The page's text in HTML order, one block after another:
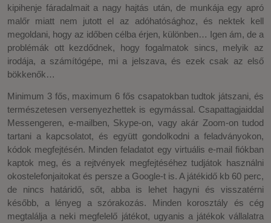
kipihenje fáradalmait a nagy hajtás után, de munkája egy apró
malőr miatt nem jutott el az adóhatósághoz, és nektek kell
megoldani, hogy az időben célba érjen, különben… Igen ám, de a
problémák ott kezdődnek, hogy fogalmatok sincs, melyik az
irodája, a számítógépe, mi a jelszava, és ezek csak az első
bökkenők…
Minimum 3 fős, maximum 6 fős csapatokban tudtok játszani, és
természetesen versenyezhettek is egymással. Csapattagjaiddal
Messengeren, e-mailben, Skype-on, vagy akár Zoom-on tudod
tartani a kapcsolatot, és együtt gondolkodni a feladványokon,
kódok megfejtésén. Minden feladatot egy virtuális e-mail fiókban
kaptok meg, és a rejtvények megfejtéséhez tudjátok használni
okostelefonjaitokat és persze a Google-t is. A játékidő kb 60 perc,
de nincs határidő, sőt, abba is lehet hagyni és visszatérni
később, a lényeg a szórakozás. Minden korosztály és cég
megtalálja a neki megfelelő játékot, ugyanis a játékok vállalatra